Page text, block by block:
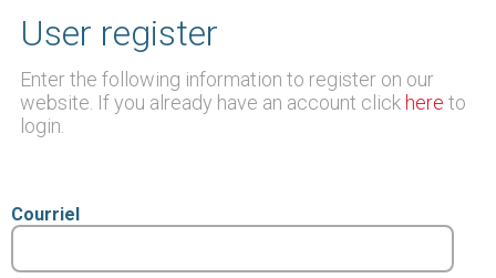
User register
Enter the following information to register on our
website. If you already have an account click here to
login.
Courriel